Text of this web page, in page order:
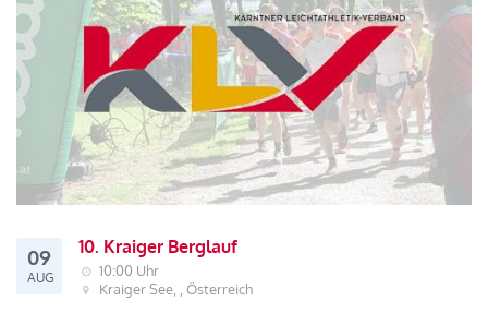
09
AUG
10. Kraiger Berglauf
10:00 Uhr
Kraiger See, , Österreich